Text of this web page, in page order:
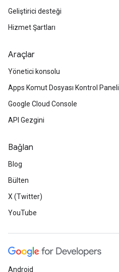
Geliştirici desteği
Hizmet Şartları
Araçlar
Yönetici konsolu
Apps Komut Dosyası Kontrol Paneli
Google Cloud Console
API Gezgini
Bağlan
Blog
Bülten
X (Twitter)
YouTube
Android